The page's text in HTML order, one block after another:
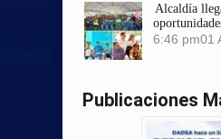
Alcaldía
6:46 pm01
Publicaciones